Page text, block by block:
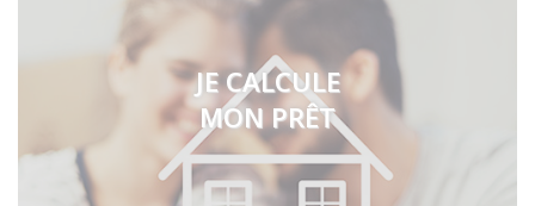
JE CALCULE
MON PRÊT